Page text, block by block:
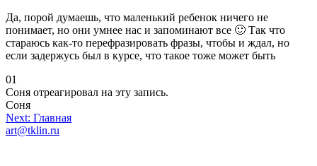
Да, порой думаешь, что маленький ребенок ничего не
понимает, но они умнее нас и запоминают все 🙂 Так что
стараюсь как-то перефразировать фразы, чтобы и ждал, но
если задержусь был в курсе, что такое тоже может быть
Голосуйте
-
палец
вниз.
0Голосуйте
-
палец
вверх.
1
Соня отреагировал на эту запись.
Соня
Навигация
по
Next: Главная
art@tklin.ru